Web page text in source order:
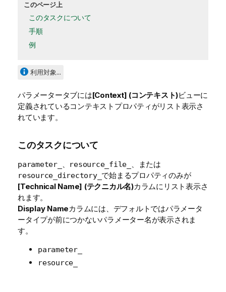
このページ上
このタスクについて
手順
例
利用対象...
パラメータータブには[Context] (コンテキスト)ビューに
定義されているコンテキストプロパティがリスト表示さ
れています。
このタスクについて
parameter_ 、 resource_file_ 、または
resource_directory_ で始まるプロパティのみが
[Technical Name] (テクニカル名)カラムにリスト表示さ
れます。
Display Nameカラムには、デフォルトではパラメータ
ータイプが前につかないパラメーター名が表示されま
す。
parameter_
resource_